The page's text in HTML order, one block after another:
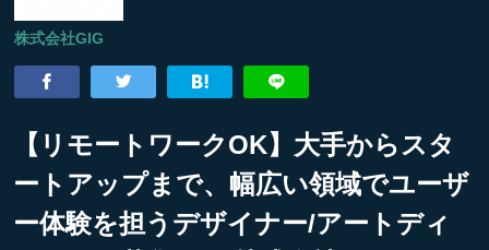
株式会社GIG
【リモートワークOK】大手からスタ
ートアップまで、幅広い領域でユーザ
ー体験を担うデザイナー/アートディ